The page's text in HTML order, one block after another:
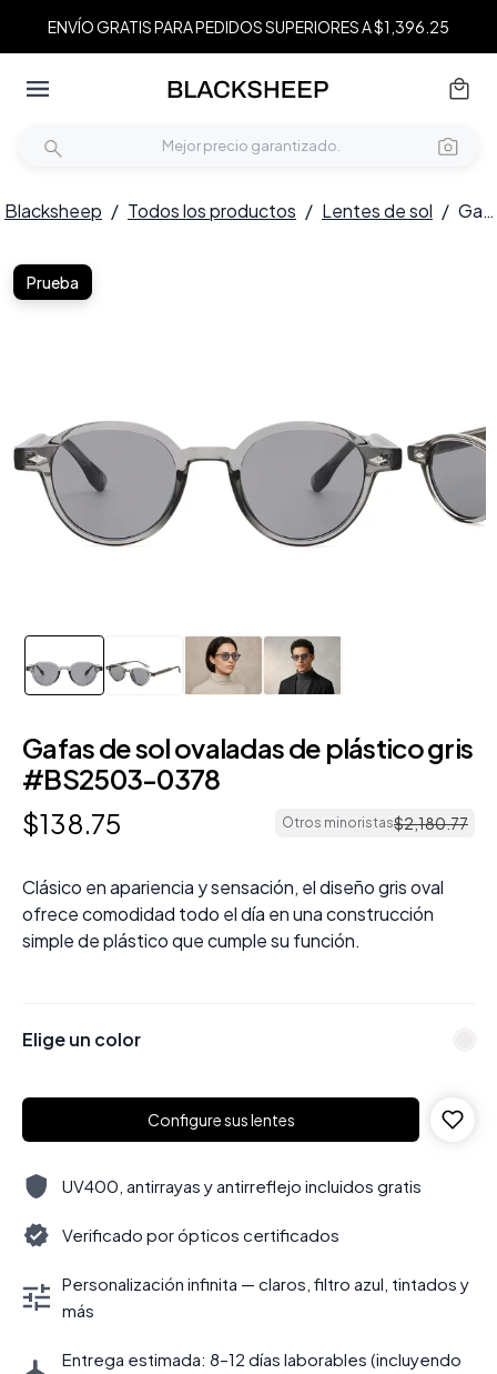
ENVÍO GRATIS PARA PEDIDOS SUPERIORES A $1,396.25
Blacksheep / Todos los productos / Lentes de sol / Gafas de sol ovaladas de plástico gris #BS2503-0378
Prueba
Gafas de sol ovaladas de plástico gris
#BS2503-0378
$138.75 Otros minoristas$2,180.77
Clásico en apariencia y sensación, el diseño gris oval
ofrece comodidad todo el día en una construcción
simple de plástico que cumple su función.
Elige un color
Configure sus lentes
UV400, antirrayas y antirreflejo incluidos gratis
Verificado por ópticos certificados
Personalización infinita — claros, filtro azul, tintados y
más
Entrega estimada: 8–12 días laborables (incluyendo